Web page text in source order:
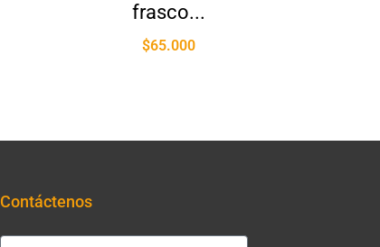
frasco...
$65.000
Contáctenos